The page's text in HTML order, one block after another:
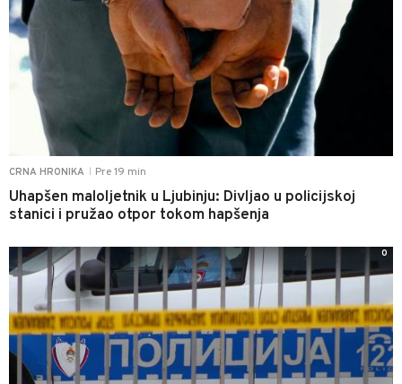
CRNA HRONIKA Pre 19 min
Uhapšen maloljetnik u Ljubinju: Divljao u policijskoj
stanici i pružao otpor tokom hapšenja
0